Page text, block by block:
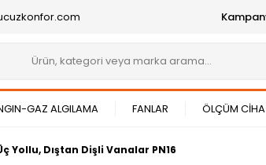
GAZ ALGILAMA FANLAR ÖLÇÜM
Yollu, Dıştan Dişli Vanalar PN16